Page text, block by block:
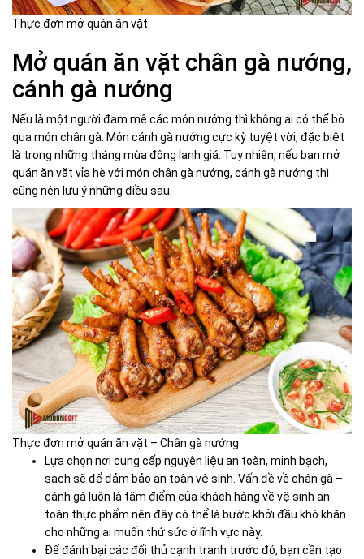
Thực đơn mở quán ăn vặt
Mở quán ăn vặt chân gà nướng,
cánh gà nướng
Nếu là một người đam mê các món nướng thì không ai có thể bỏ
qua món chân gà. Món cánh gà nướng cực kỳ tuyệt vời, đặc biệt
là trong những tháng mùa đông lạnh giá. Tuy nhiên, nếu bạn mở
quán ăn vặt vỉa hè với món chân gà nướng, cánh gà nướng thì
cũng nên lưu ý những điều sau:
Thực đơn mở quán ăn vặt – Chân gà nướng
Lựa chọn nơi cung cấp nguyên liệu an toàn, minh bạch,
sạch sẽ để đảm bảo an toàn vệ sinh. Vấn đề về chân gà –
cánh gà luôn là tâm điểm của khách hàng về vệ sinh an
toàn thực phẩm nên đây có thể là bước khởi đầu khó khăn
cho những ai muốn thử sức ở lĩnh vực này.
Để đánh bại các đối thủ cạnh tranh trước đó, bạn cần tạo